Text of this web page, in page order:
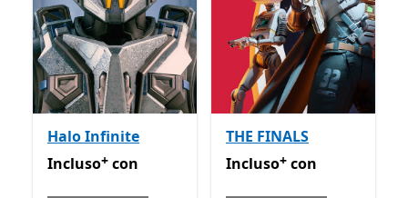
Halo Infinite
Incluso con Game Pass
Offre acquisti in-app
Incluso+ con
THE FINALS
Incluso con Game Pass
Incluso+ con